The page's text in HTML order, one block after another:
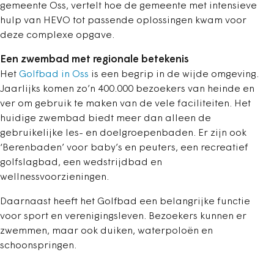
gemeente Oss, vertelt hoe de gemeente met intensieve
hulp van HEVO tot passende oplossingen kwam voor
deze complexe opgave.
Een zwembad met regionale betekenis
Het Golfbad in Oss is een begrip in de wijde omgeving.
Jaarlijks komen zo’n 400.000 bezoekers van heinde en
ver om gebruik te maken van de vele faciliteiten. Het
huidige zwembad biedt meer dan alleen de
gebruikelijke les- en doelgroepenbaden. Er zijn ook
‘Berenbaden’ voor baby’s en peuters, een recreatief
golfslagbad, een wedstrijdbad en
wellnessvoorzieningen.
Daarnaast heeft het Golfbad een belangrijke functie
voor sport en verenigingsleven. Bezoekers kunnen er
zwemmen, maar ook duiken, waterpoloën en
schoonspringen.